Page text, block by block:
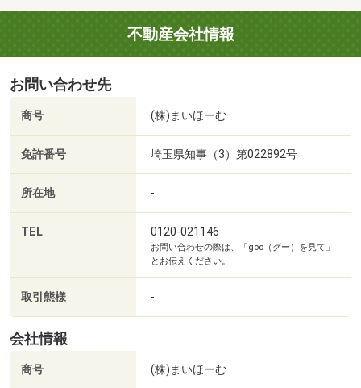
不動産会社情報
お問い合わせ先
商号 (株)まいほーむ
免許番号 埼玉県知事（3）第022892号
所在地 -
TEL 0120-021146
お問い合わせの際は、「goo（グー）を見て」
とお伝えください。
取引態様 -
会社情報
商号 (株)まいほーむ